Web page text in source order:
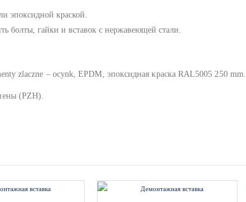
эпоксидной краской.
болты, гайки и вставок с нержавеющей стали.
zlaczne – ocynk, EPDM, эпоксидная краска RAL5005 250 mm.
(PZH).